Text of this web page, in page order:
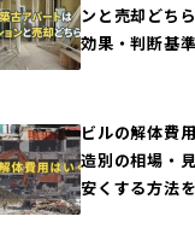
ンと売却どち
効果・判断基
ビルの解体費
造別の相場・
安くする方法